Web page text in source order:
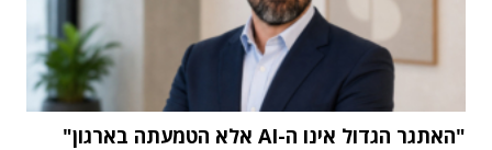
"האתגר הגדול אינו ה-AI אלא הטמעתה בארגון"